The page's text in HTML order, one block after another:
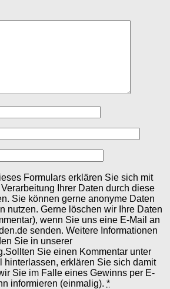
Formulars erklären Sie sich mit
Ihrer Daten durch diese
Sie können gerne anonyme Daten
nutzen. Gerne löschen wir Ihre Daten
wenn Sie uns eine E-Mail an
senden. Weitere Informationen
Sie in unserer
Sie einen Kommentar unter
hinterlassen, erklären Sie sich damit
Sie im Falle eines Gewinns per E-
informieren (einmalig). *